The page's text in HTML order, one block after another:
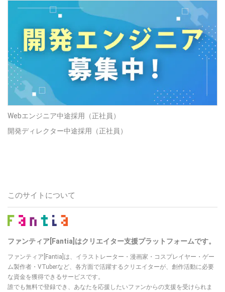
Webエンジニア中途採用（正社員）
開発ディレクター中途採用（正社員）
このサイトについて
ファンティア[Fantia]はクリエイター支援プラットフォームです。
ファンティア[Fantia]は、イラストレーター・漫画家・コスプレイヤー・ゲー
ム製作者・VTuberなど、各方面で活躍するクリエイターが、創作活動に必要
な資金を獲得できるサービスです。
誰でも無料で登録でき、あなたを応援したいファンからの支援を受けられま